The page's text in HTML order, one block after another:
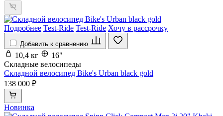
Подробнее Test-Ride Test-Ride Хочу в рассрочку
Добавить к сравнению
10,4 кг
16"
Складные велосипеды
Складной велосипед Bike's Urban black gold
138 000 ₽
Новинка